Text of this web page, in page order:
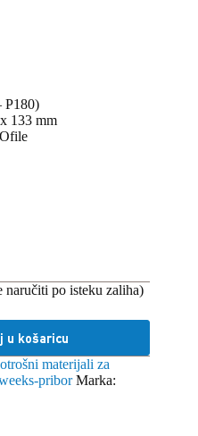
P180)
133 mm
naručiti po isteku zaliha)
u košaricu
materijali za
pribor Marka: